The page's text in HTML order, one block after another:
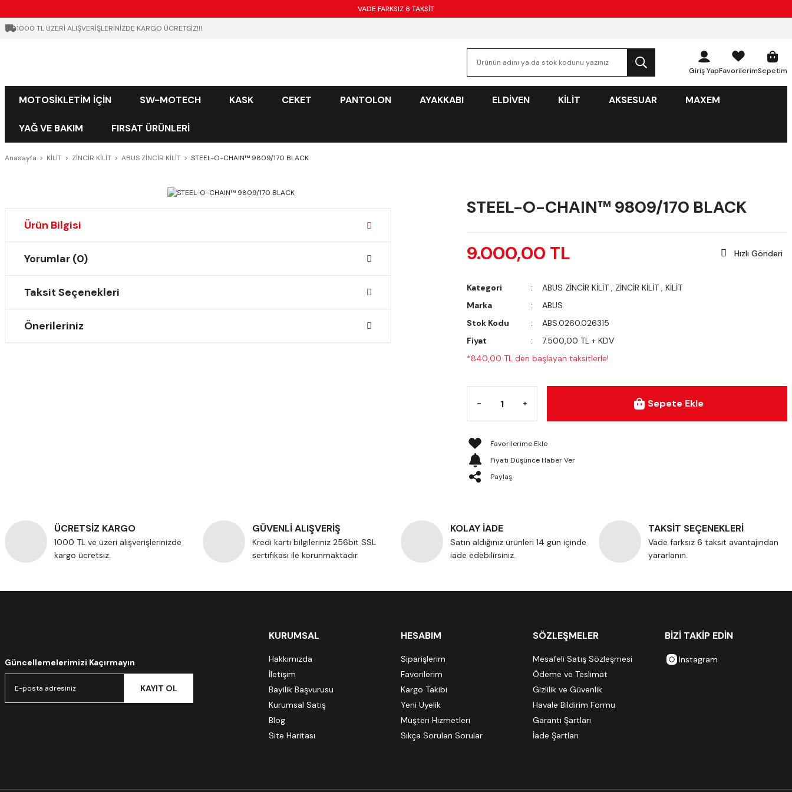
VADE FARKSIZ 6 TAKSİT
1000 TL ÜZERİ ALIŞVERİŞLERİNİZDE KARGO ÜCRETSİZ!!!
Giriş YapFavorilerimSepetim
MOTOSİKLETİM İÇİN SW-MOTECH KASK CEKET PANTOLON AYAKKABI ELDİVEN KİLİT AKSESUAR MAXEM
YAĞ VE BAKIM FIRSAT ÜRÜNLERİ
Anasayfa KİLİT ZİNCİR KİLİT ABUS ZİNCİR KİLİT STEEL-O-CHAIN™ 9809/170 BLACK
Ürün Bilgisi
Yorumlar (0)
Taksit Seçenekleri
Önerileriniz
STEEL-O-CHAIN™ 9809/170 BLACK
9.000,00 TL Hızlı Gönderi
Kategori ABUS ZİNCİR KİLİT , ZİNCİR KİLİT , KİLİT
Marka
ABUS
Stok Kodu
ABS.0260.026315
Fiyat
7.500,00 TL + KDV
*840,00 TL den başlayan taksitlerle!
Sepete Ekle
Fiyatı Düşünce Haber Ver
Paylaş
ÜCRETSİZ KARGO
1000 TL ve üzeri alışverişlerinizde
kargo ücretsiz.
GÜVENLİ ALIŞVERİŞ
Kredi kartı bilgileriniz 256bit SSL
sertifikası ile korunmaktadır.
KOLAY İADE
Satın aldığınız ürünleri 14 gün içinde
iade edebilirsiniz.
TAKSİT SEÇENEKLERİ
Vade farksız 6 taksit avantajından
yararlanın.
Güncellemelerimizi Kaçırmayın
KAYIT OL
KURUMSAL
Hakkımızda
İletişim
Bayilik Başvurusu
Kurumsal Satış
Blog
Site Haritası
HESABIM
Siparişlerim
Favorilerim
Kargo Takibi
Yeni Üyelik
Müşteri Hizmetleri
Sıkça Sorulan Sorular
SÖZLEŞMELER
Mesafeli Satış Sözleşmesi
Ödeme ve Teslimat
Gizlilik ve Güvenlik
Havale Bildirim Formu
Garanti Şartları
İade Şartları
BİZİ TAKİP EDİN
Instagram